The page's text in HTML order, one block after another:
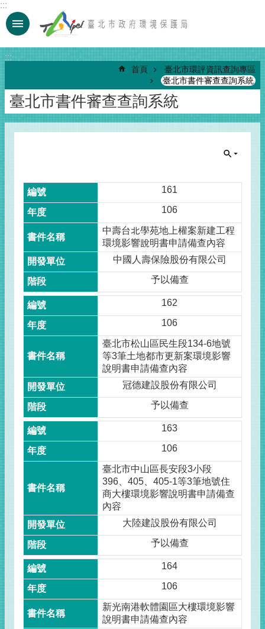
跳到主要內容區塊
:::
:::
首頁
臺北市環評資訊查詢專區
臺北市書件審查查詢系統
臺北市書件審查查詢系統
161
106
中壽台北學苑地上權案新建工程
環境影響說明書申請備查內容
中國人壽保險股份有限公司
予以備查
162
106
臺北市松山區民生段134-6地號
等3筆土地都市更新案環境影響
說明書申請備查內容
冠德建設股份有限公司
予以備查
163
106
臺北市中山區長安段3小段
396、405、405-1等3筆地號住
商大樓環境影響說明書申請備查
內容
大陸建設股份有限公司
予以備查
164
106
新光南港軟體園區大樓環境影響
說明書申請備查內容